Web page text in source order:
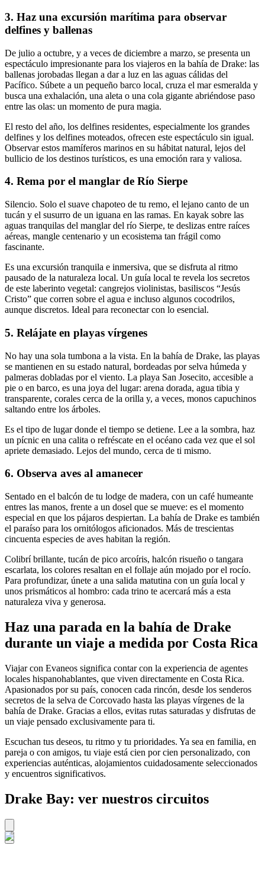
3. Haz una excursión marítima para observar
delfines y ballenas
De julio a octubre, y a veces de diciembre a marzo, se presenta un
espectáculo impresionante para los viajeros en la bahía de Drake: las
ballenas jorobadas llegan a dar a luz en las aguas cálidas del
Pacífico. Súbete a un pequeño barco local, cruza el mar esmeralda y
busca una exhalación, una aleta o una cola gigante abriéndose paso
entre las olas: un momento de pura magia.
El resto del año, los delfines residentes, especialmente los grandes
delfines y los delfines moteados, ofrecen este espectáculo sin igual.
Observar estos mamíferos marinos en su hábitat natural, lejos del
bullicio de los destinos turísticos, es una emoción rara y valiosa.
4. Rema por el manglar de Río Sierpe
Silencio. Solo el suave chapoteo de tu remo, el lejano canto de un
tucán y el susurro de un iguana en las ramas. En kayak sobre las
aguas tranquilas del manglar del río Sierpe, te deslizas entre raíces
aéreas, mangle centenario y un ecosistema tan frágil como
fascinante.
Es una excursión tranquila e inmersiva, que se disfruta al ritmo
pausado de la naturaleza local. Un guía local te revela los secretos
de este laberinto vegetal: cangrejos violinistas, basiliscos “Jesús
Cristo” que corren sobre el agua e incluso algunos cocodrilos,
aunque discretos. Ideal para reconectar con lo esencial.
5. Relájate en playas vírgenes
No hay una sola tumbona a la vista. En la bahía de Drake, las playas
se mantienen en su estado natural, bordeadas por selva húmeda y
palmeras dobladas por el viento. La playa San Josecito, accesible a
pie o en barco, es una joya del lugar: arena dorada, agua tibia y
transparente, corales cerca de la orilla y, a veces, monos capuchinos
saltando entre los árboles.
Es el tipo de lugar donde el tiempo se detiene. Lee a la sombra, haz
un pícnic en una calita o refréscate en el océano cada vez que el sol
apriete demasiado. Lejos del mundo, cerca de ti mismo.
6. Observa aves al amanecer
Sentado en el balcón de tu lodge de madera, con un café humeante
entres las manos, frente a un dosel que se mueve: es el momento
especial en que los pájaros despiertan. La bahía de Drake es también
el paraíso para los ornitólogos aficionados. Más de trescientas
cincuenta especies de aves habitan la región.
Colibrí brillante, tucán de pico arcoíris, halcón risueño o tangara
escarlata, los colores resaltan en el follaje aún mojado por el rocío.
Para profundizar, únete a una salida matutina con un guía local y
unos prismáticos al hombro: cada trino te acercará más a esta
naturaleza viva y generosa.
Haz una parada en la bahía de Drake
durante un viaje a medida por Costa Rica
Viajar con Evaneos significa contar con la experiencia de agentes
locales hispanohablantes, que viven directamente en Costa Rica.
Apasionados por su país, conocen cada rincón, desde los senderos
secretos de la selva de Corcovado hasta las playas vírgenes de la
bahía de Drake. Gracias a ellos, evitas rutas saturadas y disfrutas de
un viaje pensado exclusivamente para ti.
Escuchan tus deseos, tu ritmo y tu prioridades. Ya sea en familia, en
pareja o con amigos, tu viaje está cien por cien personalizado, con
experiencias auténticas, alojamientos cuidadosamente seleccionados
y encuentros significativos.
Drake Bay: ver nuestros circuitos